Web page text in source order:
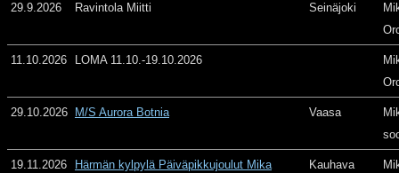
29.9.2026 Ravintola Miitti Seinäjoki
11.10.2026 LOMA 11.10.-19.10.2026
29.10.2026 M/S Aurora Botnia Vaasa
19.11.2026
Härmän kylpylä Päiväpikkujoulut Mika
Kauhava